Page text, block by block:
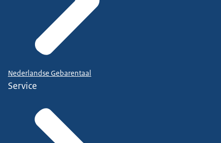
Nederlandse Gebarentaal
Service